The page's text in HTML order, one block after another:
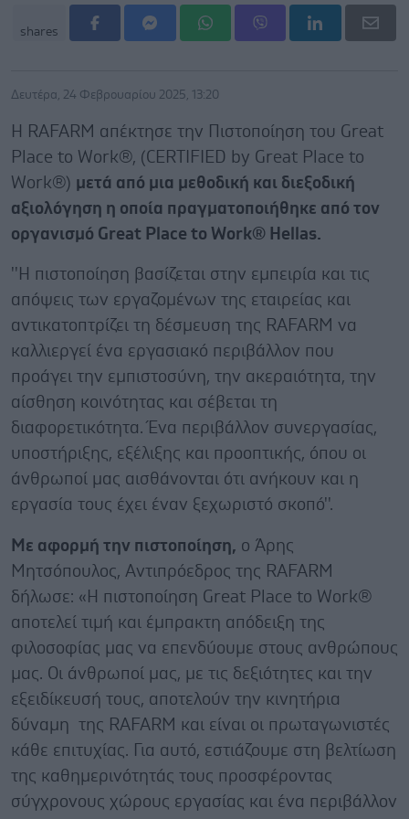
shares
Δευτέρα, 24 Φεβρουαρίου 2025, 13:20
Η RAFARM απέκτησε την Πιστοποίηση του Great
Place to Work®, (CERTIFIED by Great Place to
Work®) μετά από μια μεθοδική και διεξοδική
αξιολόγηση η οποία πραγματοποιήθηκε από τον
οργανισμό Great Place to Work® Hellas.
''Η πιστοποίηση βασίζεται στην εμπειρία και τις
απόψεις των εργαζομένων της εταιρείας και
αντικατοπτρίζει τη δέσμευση της RAFARM να
καλλιεργεί ένα εργασιακό περιβάλλον που
προάγει την εμπιστοσύνη, την ακεραιότητα, την
αίσθηση κοινότητας και σέβεται τη
διαφορετικότητα. Ένα περιβάλλον συνεργασίας,
υποστήριξης, εξέλιξης και προοπτικής, όπου οι
άνθρωποί μας αισθάνονται ότι ανήκουν και η
εργασία τους έχει έναν ξεχωριστό σκοπό''.
Με αφορμή την πιστοποίηση, ο Άρης
Μητσόπουλος, Αντιπρόεδρος της RAFARM
δήλωσε: «Η πιστοποίηση Great Place to Work®
αποτελεί τιμή και έμπρακτη απόδειξη της
φιλοσοφίας μας να επενδύουμε στους ανθρώπους
μας. Οι άνθρωποί μας, με τις δεξιότητες και την
εξειδίκευσή τους, αποτελούν την κινητήρια
δύναμη της RAFARM και είναι οι πρωταγωνιστές
κάθε επιτυχίας. Για αυτό, εστιάζουμε στη βελτίωση
της καθημερινότητάς τους προσφέροντας
σύγχρονους χώρους εργασίας και ένα περιβάλλον